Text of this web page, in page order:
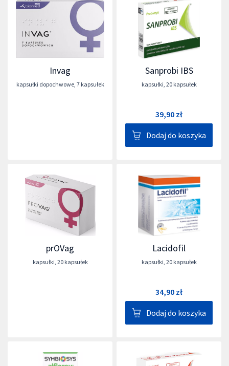
Invag
kapsułki dopochwowe, 7 kapsułek
Sanprobi IBS
kapsułki, 20 kapsułek
39,90 zł
Dodaj do koszyka
prOVag
kapsułki, 20 kapsułek
Lacidofil
kapsułki, 20 kapsułek
34,90 zł
Dodaj do koszyka